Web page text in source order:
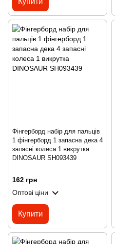
Фінгерборд набір для пальців
1 фінгерборд 1 запасна дека 4
запасні колеса 1 викрутка
DINOSAUR SH093439
162 грн
Оптові ціни
Купити